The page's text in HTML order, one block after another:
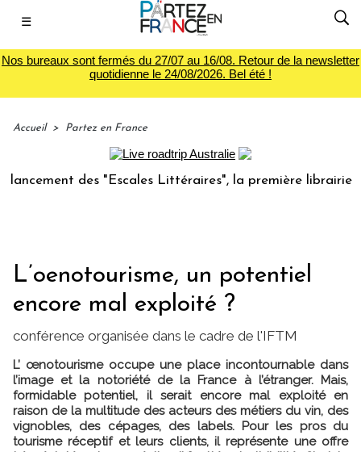
☰
Nos bureaux sont fermés du 27/07 au 16/08. Retour de la newsletter
quotidienne le 24/08/2026. Bel été !
Accueil > Partez en France
des "Escales Littéraires", la première librairie du
L’oenotourisme, un potentiel
encore mal exploité ?
conférence organisée dans le cadre de l'IFTM
L’ œnotourisme occupe une place incontournable dans
l’image et la notoriété de la France à l’étranger. Mais,
formidable potentiel, il serait encore mal exploité en
raison de la multitude des acteurs des métiers du vin, des
vignobles, des cépages, des labels. Pour les pros du
tourisme réceptif et leurs clients, il représente une offre